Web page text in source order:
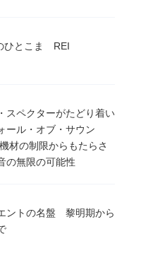
ひとこま REI
スペクターがたどり着い
ール・オブ・サウン
材の制限からもたらさ
の無限の可能性
ントの名盤 黎明期から